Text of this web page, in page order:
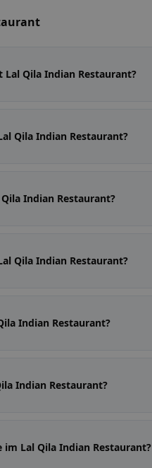
Qila Indian Restaurant?
Qila Indian Restaurant?
Indian Restaurant?
Qila Indian Restaurant?
Indian Restaurant?
Indian Restaurant?
im Lal Qila Indian Restaurant?